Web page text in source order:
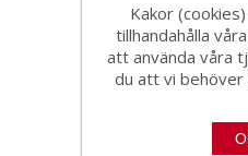
Kakor
tillhandahålla
att använda våra
du att vi behöver